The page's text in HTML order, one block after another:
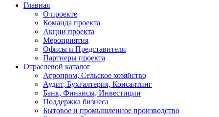
Главная
О проекте
Команда проекта
Акции проекта
Мероприятия
Офисы и Представители
Партнеры проекта
Отраслевой каталог
Агропром, Сельское хозяйство
Аудит, Бухгалтерия, Консалтинг
Банк, Финансы, Инвестиции
Поддержка бизнеса
Бытовое и промышленное производство